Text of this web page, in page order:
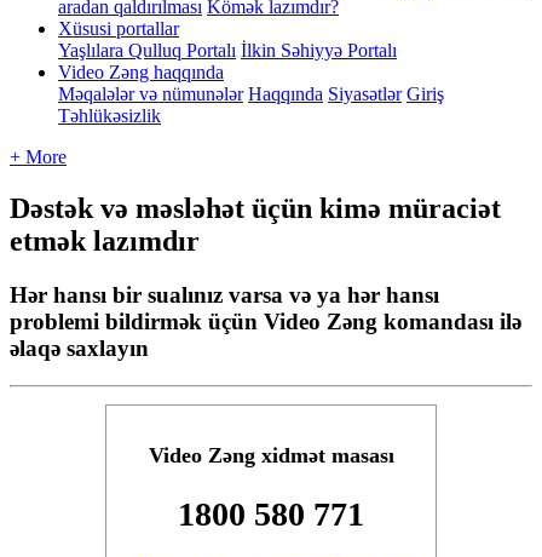
aradan qaldırılması Kömək lazımdır?
Xüsusi portallar
Yaşlılara Qulluq Portalı İlkin Səhiyyə Portalı
Video Zəng haqqında
Məqalələr və nümunələr Haqqında Siyasətlər Giriş
Təhlükəsizlik
+ More
Dəstək və məsləhət üçün kimə müraciət
etmək lazımdır
Hər hansı bir sualınız varsa və ya hər hansı
problemi bildirmək üçün Video Zəng komandası ilə
əlaqə saxlayın
Video Zəng xidmət masası
1800 580 771